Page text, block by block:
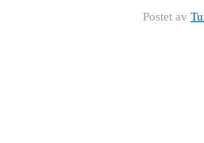
Postet av